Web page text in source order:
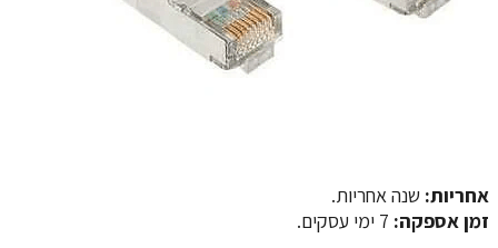
אחריות: שנה אחריות.
זמן אספקה: 7 ימי עסקים.